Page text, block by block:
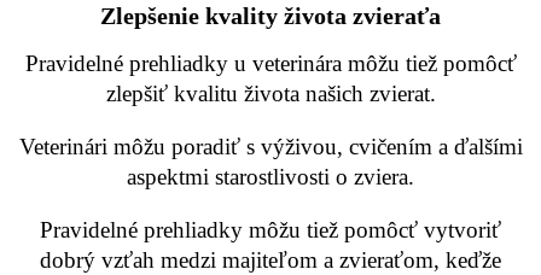
Zlepšenie kvality života zvieraťa
Pravidelné prehliadky u veterinára môžu tiež pomôcť
zlepšiť kvalitu života našich zvierat.
Veterinári môžu poradiť s výživou, cvičením a ďalšími
aspektmi starostlivosti o zviera.
Pravidelné prehliadky môžu tiež pomôcť vytvoriť
dobrý vzťah medzi majiteľom a zvieraťom, keďže